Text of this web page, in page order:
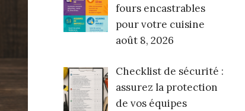
fours encastrables
pour votre cuisine
août 8, 2026
Checklist de sécurité :
assurez la protection
de vos équipes